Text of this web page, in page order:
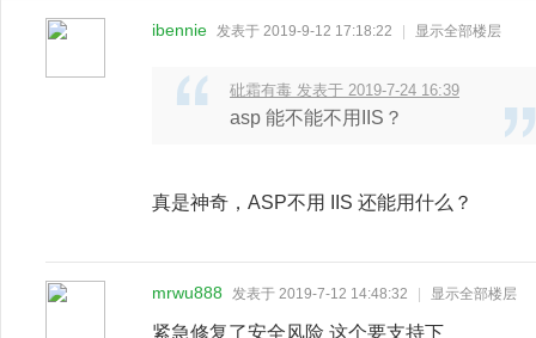
ibennie 发表于 2019-9-12 17:18:22 显示全部楼层
砒霜有毒 发表于 2019-7-24 16:39
asp 能不能不用IIS？
真是神奇，ASP不用 IIS 还能用什么？
mrwu888 发表于 2019-7-12 14:48:32 显示全部楼层
紧急修复了安全风险 这个要支持下